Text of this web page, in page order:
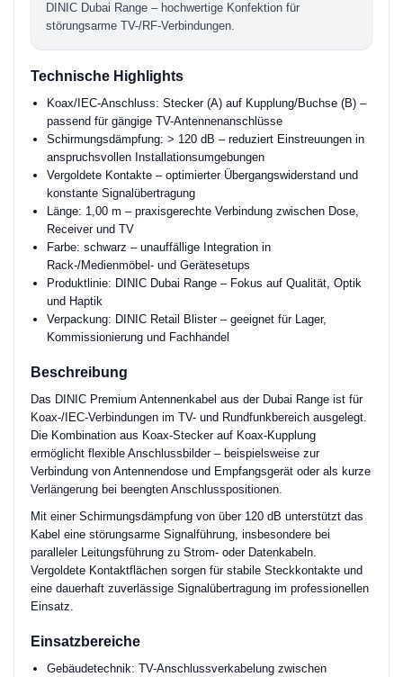
DINIC Dubai Range – hochwertige Konfektion für
störungsarme TV-/RF-Verbindungen.
Technische Highlights
Koax/IEC-Anschluss: Stecker (A) auf Kupplung/Buchse (B) –
passend für gängige TV-Antennenanschlüsse
Schirmungsdämpfung: > 120 dB – reduziert Einstreuungen in
anspruchsvollen Installationsumgebungen
Vergoldete Kontakte – optimierter Übergangswiderstand und
konstante Signalübertragung
Länge: 1,00 m – praxisgerechte Verbindung zwischen Dose,
Receiver und TV
Farbe: schwarz – unauffällige Integration in
Rack-/Medienmöbel- und Gerätesetups
Produktlinie: DINIC Dubai Range – Fokus auf Qualität, Optik
und Haptik
Verpackung: DINIC Retail Blister – geeignet für Lager,
Kommissionierung und Fachhandel
Beschreibung
Das DINIC Premium Antennenkabel aus der Dubai Range ist für
Koax-/IEC-Verbindungen im TV- und Rundfunkbereich ausgelegt.
Die Kombination aus Koax-Stecker auf Koax-Kupplung
ermöglicht flexible Anschlussbilder – beispielsweise zur
Verbindung von Antennendose und Empfangsgerät oder als kurze
Verlängerung bei beengten Anschlusspositionen.
Mit einer Schirmungsdämpfung von über 120 dB unterstützt das
Kabel eine störungsarme Signalführung, insbesondere bei
paralleler Leitungsführung zu Strom- oder Datenkabeln.
Vergoldete Kontaktflächen sorgen für stabile Steckkontakte und
eine dauerhaft zuverlässige Signalübertragung im professionellen
Einsatz.
Einsatzbereiche
Gebäudetechnik: TV-Anschlussverkabelung zwischen